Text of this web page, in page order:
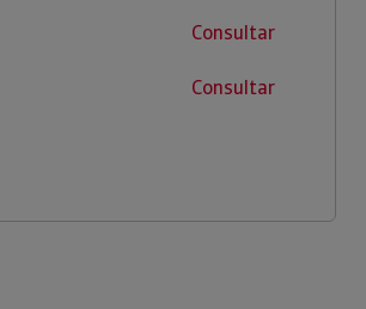
Consultar
Consultar